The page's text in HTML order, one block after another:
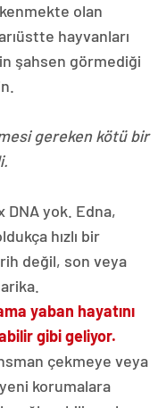
olan
üstte hayvanları
şahsen görmediği
gereken kötü bir
DNA yok. Edna,
hızlı bir
değil, son veya
yaban hayatını
gibi geliyor.
çekmeye veya
korumalara